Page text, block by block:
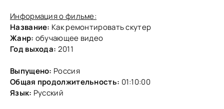
Информация о фильме:
Название: Как ремонтировать скутер
Жанр: обучающее видео
Год выхода: 2011
Выпущено: Россия
Общая продолжительность: 01:10:00
Язык: Русский